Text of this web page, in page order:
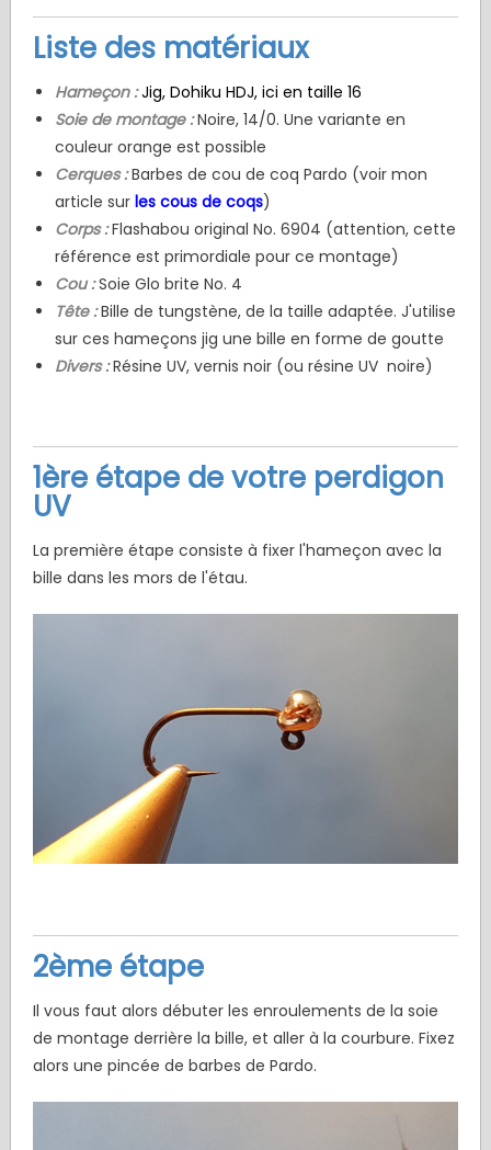
Liste des matériaux
Hameçon : Jig, Dohiku HDJ, ici en taille 16
Soie de montage :Noire, 14/0. Une variante en
couleur orange est possible
Cerques :Barbes de cou de coq Pardo (voir mon
article sur les cous de coqs)
Corps :Flashabou original No. 6904 (attention, cette
référence est primordiale pour ce montage)
Cou :Soie Glo brite No. 4
Tête :Bille de tungstène, de la taille adaptée. J'utilise
sur ces hameçons jig une bille en forme de goutte
Divers :Résine UV, vernis noir (ou résine UV noire)
1ère étape de votre perdigon
UV
La première étape consiste à fixer l'hameçon avec la
bille dans les mors de l'étau.
2ème étape
Il vous faut alors débuter les enroulements de la soie
de montage derrière la bille, et aller à la courbure. Fixez
alors une pincée de barbes de Pardo.